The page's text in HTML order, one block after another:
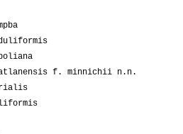
f. minnichii n.n.